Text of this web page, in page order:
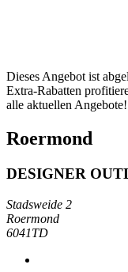
Dieses Angebot ist
Extra-Rabatten
alle aktuellen Angebote!
Roermond
DESIGNER
Stadsweide 2
Roermond
6041TD